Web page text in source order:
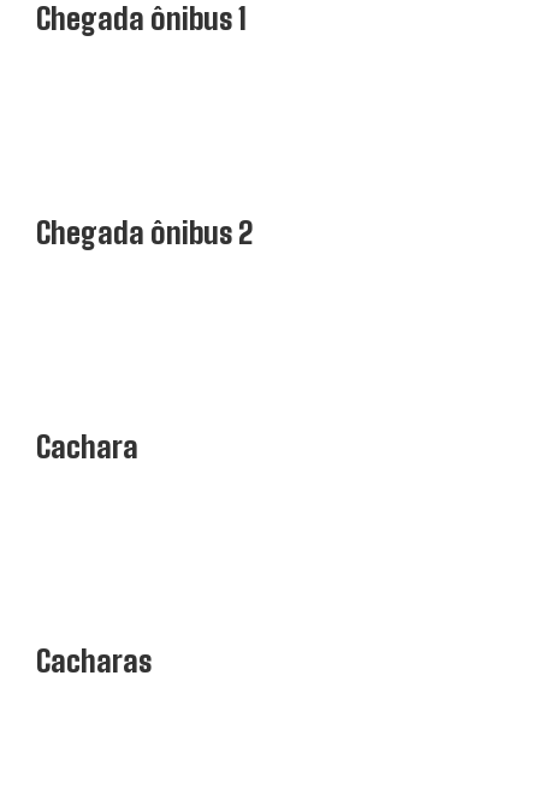
Chegada ônibus 1
Chegada ônibus 2
Cachara
Cacharas